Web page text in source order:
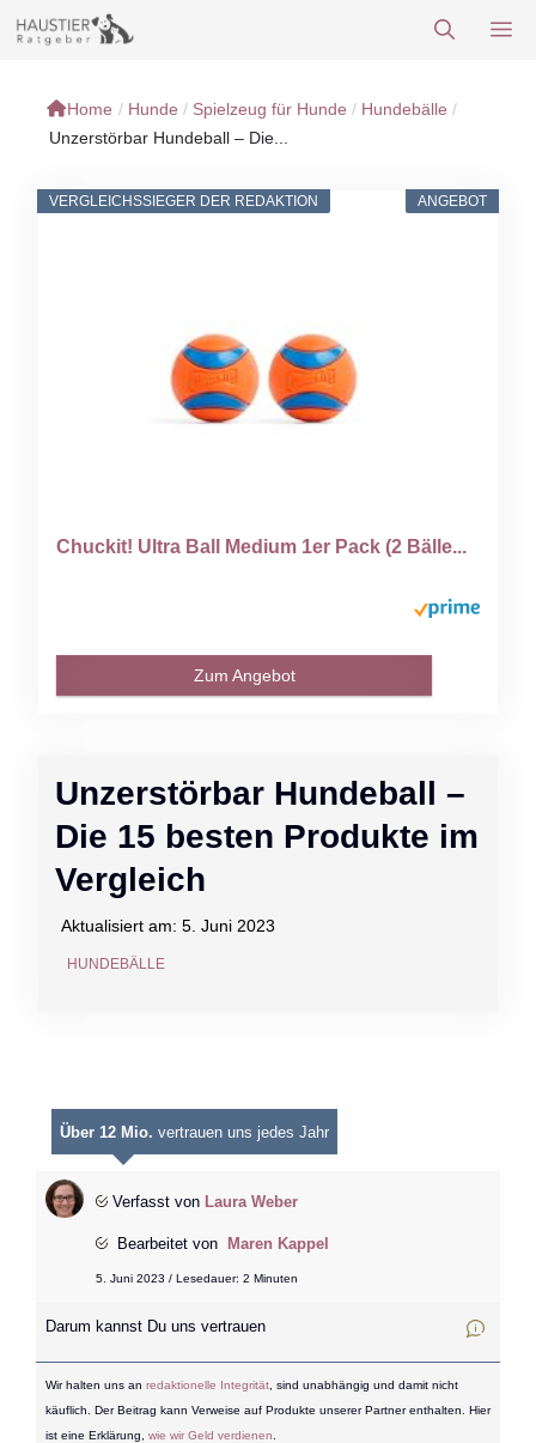
Inhalt
Home / Hunde / Spielzeug für Hunde / Hundebälle /
Unzerstörbar Hundeball – Die...
Unzerstörbar Hundeball –
Die 15 besten Produkte im
Vergleich
Aktualisiert am: 5. Juni 2023
HUNDEBÄLLE
ANGEBOT
VERGLEICHSSIEGER DER REDAKTION
Chuckit! Ultra Ball Medium 1er Pack (2 Bälle...
Zum Angebot
Über 12 Mio. vertrauen uns jedes Jahr
Verfasst von Laura Weber
Bearbeitet von Maren Kappel
5. Juni 2023 / Lesedauer: 2 Minuten
Darum kannst Du uns vertrauen
Wir halten uns an redaktionelle Integrität, sind unabhängig und damit nicht
käuflich. Der Beitrag kann Verweise auf Produkte unserer Partner enthalten. Hier
ist eine Erklärung, wie wir Geld verdienen